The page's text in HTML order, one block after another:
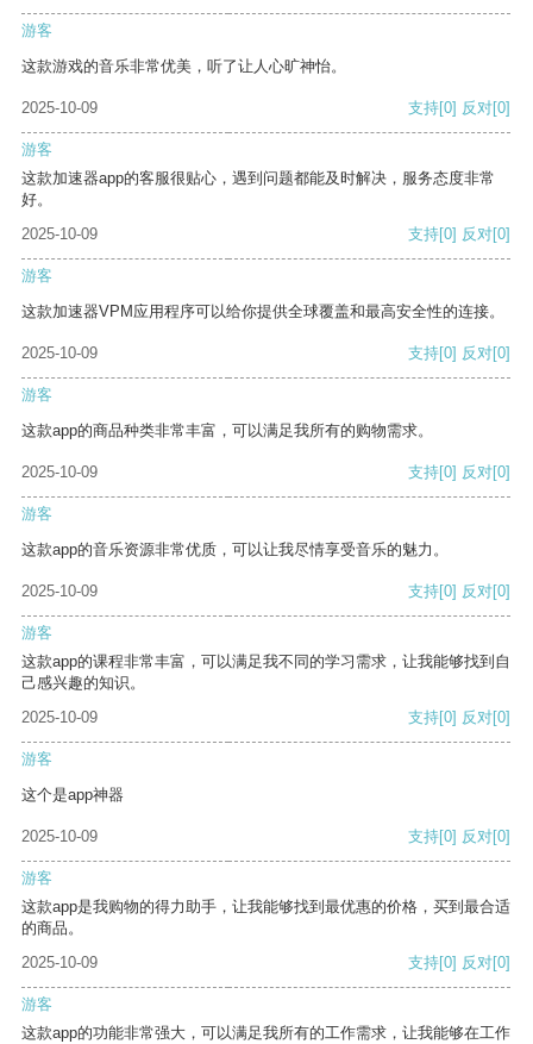
游客
这款游戏的音乐非常优美，听了让人心旷神怡。
2025-10-09 支持[0] 反对[0]
游客
这款加速器app的客服很贴心，遇到问题都能及时解决，服务态度非常
好。
2025-10-09
支持[0] 反对[0]
游客
这款加速器VPM应用程序可以给你提供全球覆盖和最高安全性的连接。
2025-10-09 支持[0] 反对[0]
游客
这款app的商品种类非常丰富，可以满足我所有的购物需求。
2025-10-09 支持[0] 反对[0]
游客
这款app的音乐资源非常优质，可以让我尽情享受音乐的魅力。
2025-10-09 支持[0] 反对[0]
游客
这款app的课程非常丰富，可以满足我不同的学习需求，让我能够找到自
己感兴趣的知识。
2025-10-09
支持[0] 反对[0]
游客
这个是app神器
2025-10-09 支持[0] 反对[0]
游客
这款app是我购物的得力助手，让我能够找到最优惠的价格，买到最合适
的商品。
2025-10-09
支持[0] 反对[0]
游客
这款app的功能非常强大，可以满足我所有的工作需求，让我能够在工作